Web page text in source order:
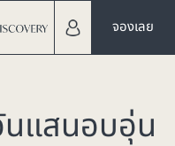
จองเลย
นแสนอบอุ่น